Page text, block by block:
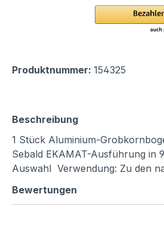
Produktnummer: 154325
Beschreibung
1 Stück Aluminium-
Sebald EKAMAT-Ausführung in
Auswahl Verwendung: Zu den
Bewertungen